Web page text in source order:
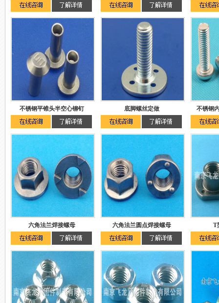
不锈钢平锥头半空心铆钉 底脚螺丝定做 不锈钢
六角法兰焊接螺母 六角法兰圆点焊接螺母 T